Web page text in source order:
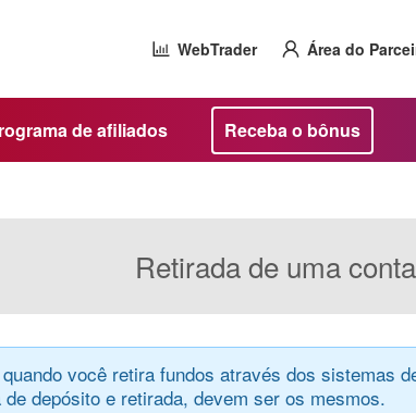
WebTrader Área do
de afiliados Receba o bônus
Retirada de uma conta
você retira fundos através dos sistemas
depósito e retirada, devem ser os mesmos.